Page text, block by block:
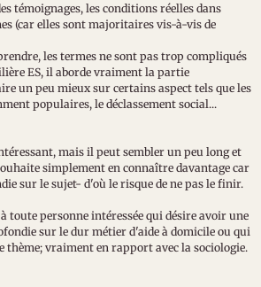
témoignages, les conditions réelles dans
(car elles sont majoritaires vis-à-vis de
les termes ne sont pas trop compliqués
ES, il aborde vraiment la partie
un peu mieux sur certains aspect tels que les
populaires, le déclassement social...
mais il peut sembler un peu long et
simplement en connaître davantage car
sur le sujet- d'où le risque de ne pas le finir.
toute personne intéressée qui désire avoir une
sur le dur métier d'aide à domicile ou qui
thème; vraiment en rapport avec la sociologie.